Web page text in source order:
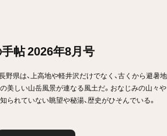
帖 2026年8月号
県は、上高地や軽井沢だけでなく、古くから避暑地
美しい山岳風景が連なる風土だ。おなじみの山々や
られていない眺望や秘湯、歴史がひそんでいる。